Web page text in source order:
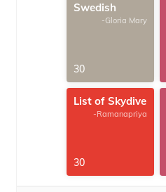
Swedish
-Gloria Mary
30
List of Skydive
-Ramanapriya
30